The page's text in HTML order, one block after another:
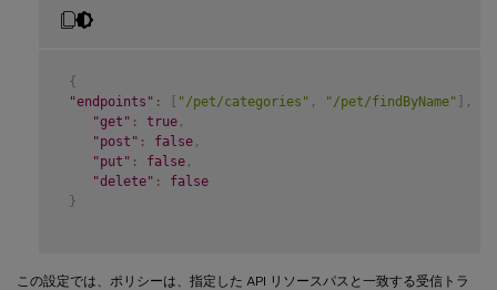
{
"endpoints" : [ "/pet/categories" , "/pet/findByName" ] ,
"get" : true ,
"post" : false ,
"put" : false ,
"delete" :
false
}
この設定では、ポリシーは、指定した API リソースパスと一致する受信トラ